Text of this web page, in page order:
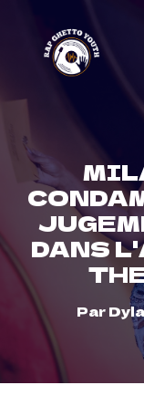
content
DANS
Par